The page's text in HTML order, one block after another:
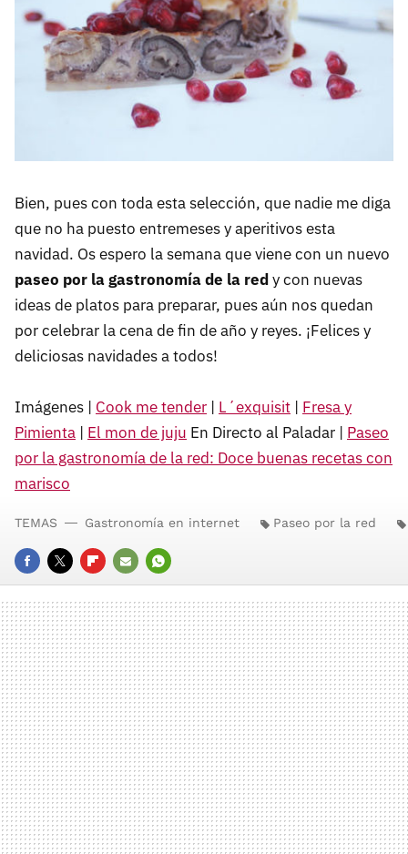
Bien, pues con toda esta selección, que nadie me diga
que no ha puesto entremeses y aperitivos esta
navidad. Os espero la semana que viene con un nuevo
paseo por la gastronomía de la redy con nuevas
ideas de platos para preparar, pues aún nos quedan
por celebrar la cena de fin de año y reyes. ¡Felices y
deliciosas navidades a todos!
Imágenes | Cook me tender | L´exquisit | Fresa y
Pimienta | El mon de juju En Directo al Paladar | Paseo
por la gastronomía de la red: Doce buenas recetas con
marisco
FACEBOOK
TWITTERFLIPBOARD
E-
MAIL
WHATSAPP
TEMAS Gastronomía en internet Paseo por la red